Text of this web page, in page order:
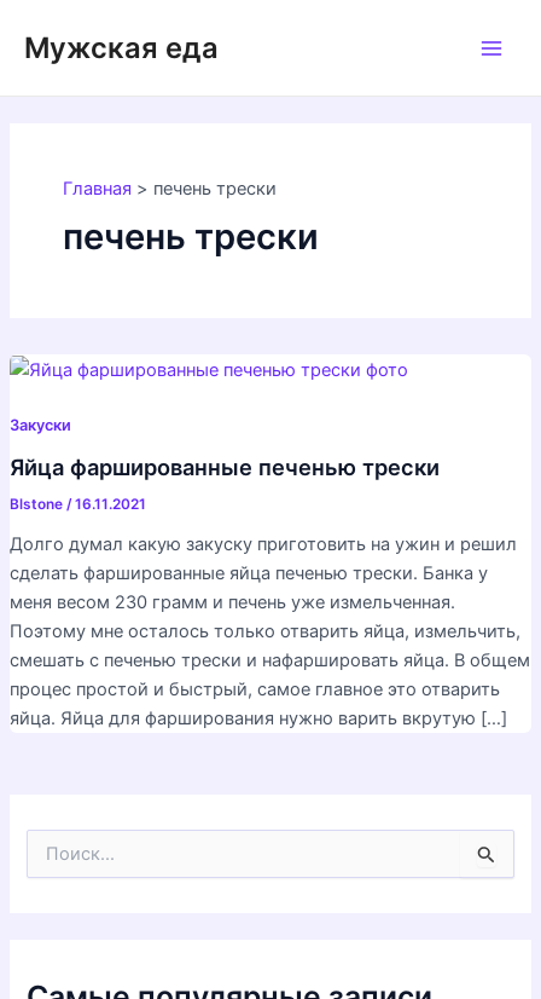
содержимому
Мужская еда
Главная печень трески
печень трески
Закуски
Яйца фаршированные печенью трески
Blstone /16.11.2021
Долго думал какую закуску приготовить на ужин и решил
сделать фаршированные яйца печенью трески. Банка у
меня весом 230 грамм и печень уже измельченная.
Поэтому мне осталось только отварить яйца, измельчить,
смешать с печенью трески и нафаршировать яйца. В общем
процес простой и быстрый, самое главное это отварить
яйца. Яйца для фарширования нужно варить вкрутую […]